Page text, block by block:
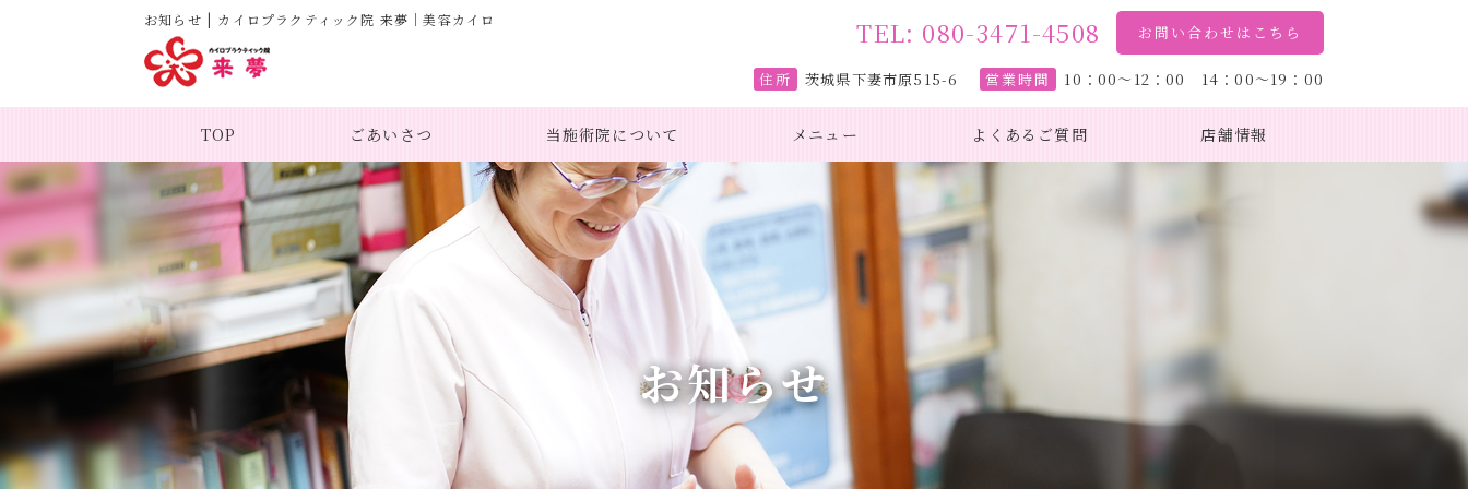
お知らせ | カイロプラクティック院 来夢｜美容カイロ TEL: 080-3471-4508 お問い合わせはこちら
住所 茨城県下妻市原515-6 営業時間 10：00～12：00 14：00～19：00
TOP ごあいさつ 当施術院について メニュー よくあるご質問 店舗情報
お知らせ